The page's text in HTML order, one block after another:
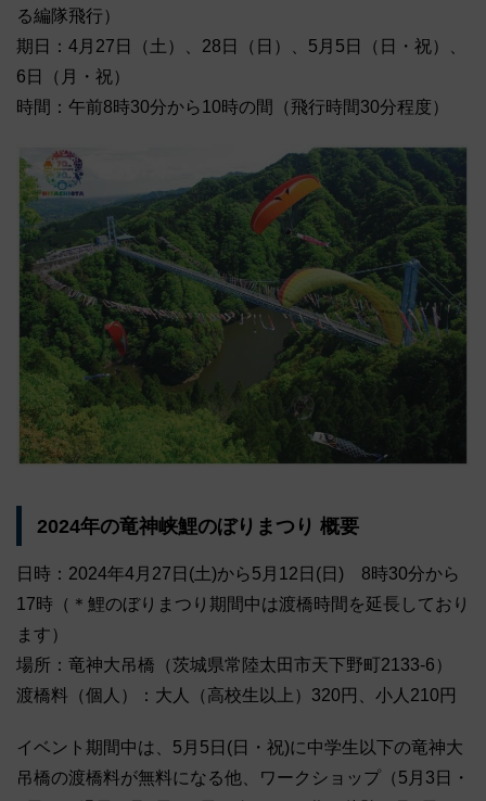
る編隊飛行）
期日：4月27日（土）、28日（日）、5月5日（日・祝）、
6日（月・祝）
時間：午前8時30分から10時の間（飛行時間30分程度）
2024年の竜神峡鯉のぼりまつり 概要
日時：2024年4月27日(土)から5月12日(日) 8時30分から
17時（＊鯉のぼりまつり期間中は渡橋時間を延長しており
ます）
場所：竜神大吊橋（茨城県常陸太田市天下野町2133-6）
渡橋料（個人）：大人（高校生以上）320円、小人210円
イベント期間中は、5月5日(日・祝)に中学生以下の竜神大
吊橋の渡橋料が無料になる他、ワークショップ（5月3日・